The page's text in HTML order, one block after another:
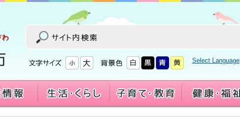
Select Language